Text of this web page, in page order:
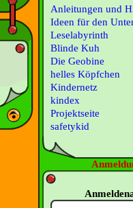
Anleitungen und
Ideen für den
Leselabyrinth
Blinde Kuh
Die Geobine
helles Köpfchen
Kindernetz
kindex
Projektseite
safetykid